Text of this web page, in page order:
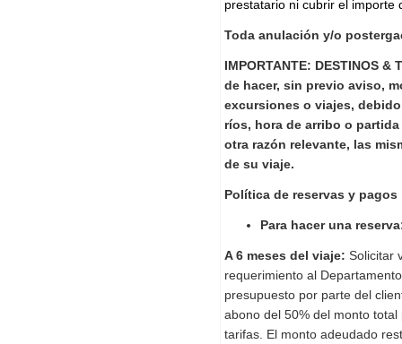
prestatario ni cubrir el importe
Toda anulación y/o
IMPORTANTE: DESTINOS &
de hacer, sin previo aviso,
excursiones o viajes,
ríos, hora de arribo o
otra razón relevante, las
de su viaje.
Política de reservas y pagos
Para hacer una
A 6 meses del viaje: Solicitar
requerimiento al
presupuesto por parte del
abono del 50% del monto
tarifas. El monto adeudado